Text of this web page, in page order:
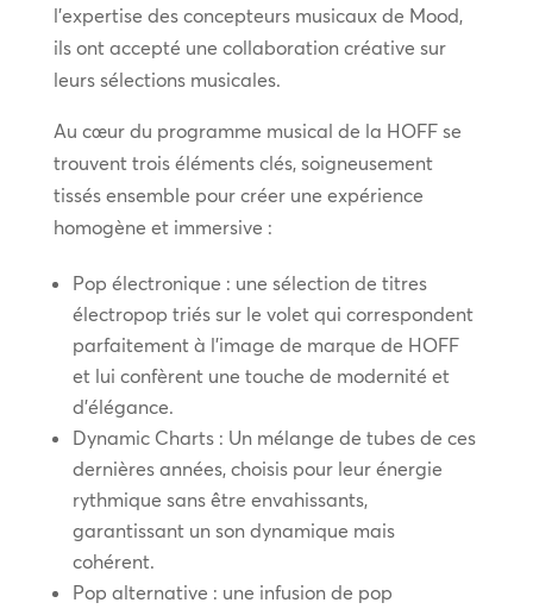
l’expertise des concepteurs musicaux de Mood,
ils ont accepté une collaboration créative sur
leurs sélections musicales.
Au cœur du programme musical de la HOFF se
trouvent trois éléments clés, soigneusement
tissés ensemble pour créer une expérience
homogène et immersive :
Pop électronique : une sélection de titres
électropop triés sur le volet qui correspondent
parfaitement à l’image de marque de HOFF
et lui confèrent une touche de modernité et
d’élégance.
Dynamic Charts : Un mélange de tubes de ces
dernières années, choisis pour leur énergie
rythmique sans être envahissants,
garantissant un son dynamique mais
cohérent.
Pop alternative : une infusion de pop